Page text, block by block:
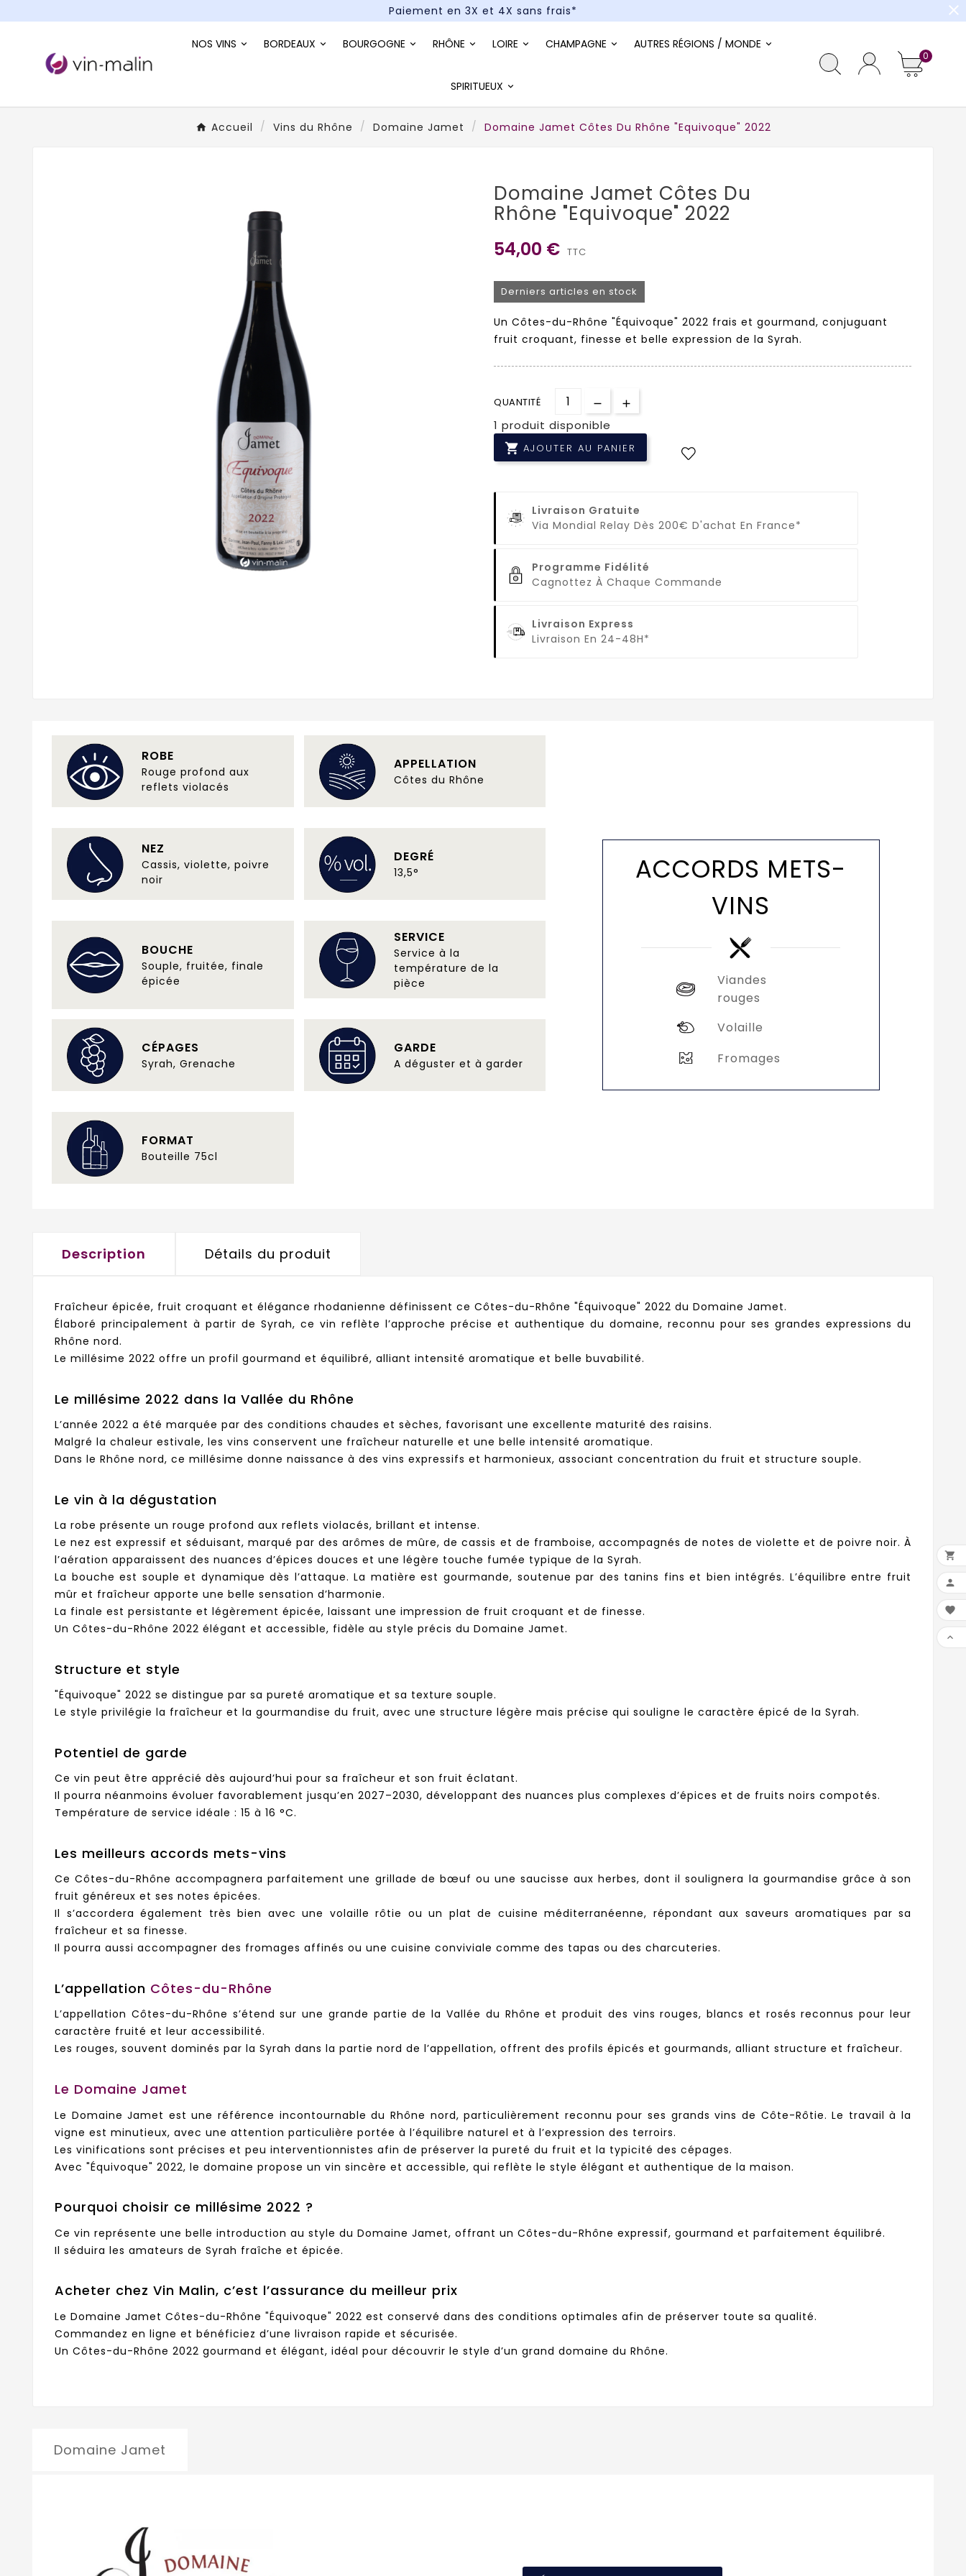
Paiement en 3X et 4X sans frais*
close
NOS VINS BORDEAUX BOURGOGNE RHÔNE LOIRE CHAMPAGNE AUTRES RÉGIONS / MONDE
SPIRITUEUX
0
Accueil Vins du Rhône Domaine Jamet Domaine Jamet Côtes Du Rhône "Equivoque" 2022
Domaine Jamet Côtes Du
Rhône "Equivoque" 2022
54,00 € TTC
Derniers articles en stock
Un Côtes-du-Rhône "Équivoque" 2022 frais et gourmand, conjuguant
fruit croquant, finesse et belle expression de la Syrah.
QUANTITÉ
1 produit disponible
 AJOUTER AU PANIER
Livraison Gratuite
Via Mondial Relay Dès 200€ D'achat En France*
Programme Fidélité
Cagnottez À Chaque Commande
Livraison Express
Livraison En 24-48H*
ROBE
Rouge profond aux
reflets violacés
APPELLATION
Côtes du Rhône
NEZ
Cassis, violette, poivre
noir
DEGRÉ
13,5°
BOUCHE
Souple, fruitée, finale
épicée
SERVICE
Service à la
température de la
pièce
CÉPAGES
Syrah, Grenache
GARDE
A déguster et à garder
FORMAT
Bouteille 75cl
ACCORDS METS-
VINS
Viandes
rouges
Volaille
Fromages
Description Détails du produit
Fraîcheur épicée, fruit croquant et élégance rhodanienne définissent ce Côtes-du-Rhône "Équivoque" 2022 du Domaine Jamet.
Élaboré principalement à partir de Syrah, ce vin reflète l’approche précise et authentique du domaine, reconnu pour ses grandes expressions du
Rhône nord.
Le millésime 2022 offre un profil gourmand et équilibré, alliant intensité aromatique et belle buvabilité.
Le millésime 2022 dans la Vallée du Rhône
L’année 2022 a été marquée par des conditions chaudes et sèches, favorisant une excellente maturité des raisins.
Malgré la chaleur estivale, les vins conservent une fraîcheur naturelle et une belle intensité aromatique.
Dans le Rhône nord, ce millésime donne naissance à des vins expressifs et harmonieux, associant concentration du fruit et structure souple.
Le vin à la dégustation
La robe présente un rouge profond aux reflets violacés, brillant et intense.
Le nez est expressif et séduisant, marqué par des arômes de mûre, de cassis et de framboise, accompagnés de notes de violette et de poivre noir. À
l’aération apparaissent des nuances d’épices douces et une légère touche fumée typique de la Syrah.
La bouche est souple et dynamique dès l’attaque. La matière est gourmande, soutenue par des tanins fins et bien intégrés. L’équilibre entre fruit
mûr et fraîcheur apporte une belle sensation d’harmonie.
La finale est persistante et légèrement épicée, laissant une impression de fruit croquant et de finesse.
Un Côtes-du-Rhône 2022 élégant et accessible, fidèle au style précis du Domaine Jamet.
Structure et style
"Équivoque" 2022 se distingue par sa pureté aromatique et sa texture souple.
Le style privilégie la fraîcheur et la gourmandise du fruit, avec une structure légère mais précise qui souligne le caractère épicé de la Syrah.
Potentiel de garde
Ce vin peut être apprécié dès aujourd’hui pour sa fraîcheur et son fruit éclatant.
Il pourra néanmoins évoluer favorablement jusqu’en 2027–2030, développant des nuances plus complexes d’épices et de fruits noirs compotés.
Température de service idéale : 15 à 16 °C.
Les meilleurs accords mets-vins
Ce Côtes-du-Rhône accompagnera parfaitement une grillade de bœuf ou une saucisse aux herbes, dont il soulignera la gourmandise grâce à son
fruit généreux et ses notes épicées.
Il s’accordera également très bien avec une volaille rôtie ou un plat de cuisine méditerranéenne, répondant aux saveurs aromatiques par sa
fraîcheur et sa finesse.
Il pourra aussi accompagner des fromages affinés ou une cuisine conviviale comme des tapas ou des charcuteries.
L’appellation Côtes-du-Rhône
L’appellation Côtes-du-Rhône s’étend sur une grande partie de la Vallée du Rhône et produit des vins rouges, blancs et rosés reconnus pour leur
caractère fruité et leur accessibilité.
Les rouges, souvent dominés par la Syrah dans la partie nord de l’appellation, offrent des profils épicés et gourmands, alliant structure et fraîcheur.
Le Domaine Jamet
Le Domaine Jamet est une référence incontournable du Rhône nord, particulièrement reconnu pour ses grands vins de Côte-Rôtie. Le travail à la
vigne est minutieux, avec une attention particulière portée à l’équilibre naturel et à l’expression des terroirs.
Les vinifications sont précises et peu interventionnistes afin de préserver la pureté du fruit et la typicité des cépages.
Avec "Équivoque" 2022, le domaine propose un vin sincère et accessible, qui reflète le style élégant et authentique de la maison.
Pourquoi choisir ce millésime 2022 ?
Ce vin représente une belle introduction au style du Domaine Jamet, offrant un Côtes-du-Rhône expressif, gourmand et parfaitement équilibré.
Il séduira les amateurs de Syrah fraîche et épicée.
Acheter chez Vin Malin, c’est l’assurance du meilleur prix
Le Domaine Jamet Côtes-du-Rhône "Équivoque" 2022 est conservé dans des conditions optimales afin de préserver toute sa qualité.
Commandez en ligne et bénéficiez d’une livraison rapide et sécurisée.
Un Côtes-du-Rhône 2022 gourmand et élégant, idéal pour découvrir le style d’un grand domaine du Rhône.
Domaine Jamet



